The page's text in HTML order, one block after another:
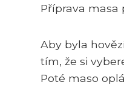
Příprava masa
Aby byla
tím, že si
Poté maso